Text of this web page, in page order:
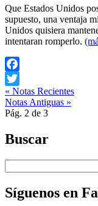
Que Estados Unidos
supuesto, una ventaja
Unidos quisiera
intentaran romperlo.
Facebook
Twitter
« Notas Recientes
Notas Antiguas »
Pág. 2 de 3
Buscar
Síguenos en